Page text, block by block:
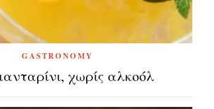
GASTRONOMY
χωρίς αλκοόλ